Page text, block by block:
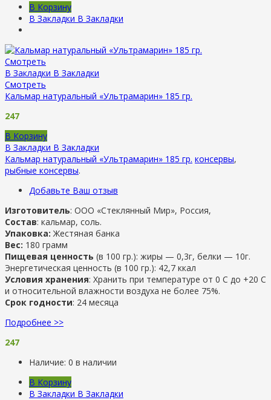
В Корзину
В Закладки В Закладки
Смотреть
В Закладки В Закладки
Смотреть
Кальмар натуральный «Ультрамарин» 185 гр.
247
В Корзину
В Закладки В Закладки
Кальмар натуральный «Ультрамарин» 185 гр. консервы,
рыбные консервы.
Добавьте Ваш отзыв
Изготовитель: ООО «Стеклянный Мир», Россия,
Состав: кальмар, соль.
Упаковка: Жестяная банка
Вес: 180 грамм
Пищевая ценность (в 100 гр.): жиры — 0,3г, белки — 10г.
Энергетическая ценность (в 100 гр.): 42,7 ккал
Условия хранения: Хранить при температуре от 0 С до +20 С
и относительной влажности воздуха не более 75%.
Срок годности: 24 месяца
Подробнее >>
247
Наличие: 0 в наличии
В Корзину
В Закладки В Закладки